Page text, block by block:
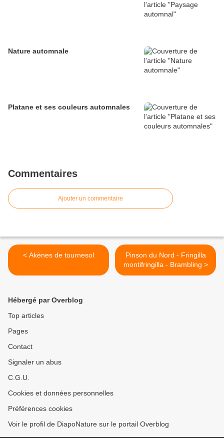
Nature automnale
Platane et ses couleurs automnales
Commentaires
Ajouter un commentaire
< Akènes de tournesol
Pinson du Nord - Fringilla
montifringilla - Brambling >
Hébergé par Overblog
Top articles
Pages
Contact
Signaler un abus
C.G.U.
Cookies et données personnelles
Préférences cookies
Voir le profil de DiapoNature sur le portail Overblog